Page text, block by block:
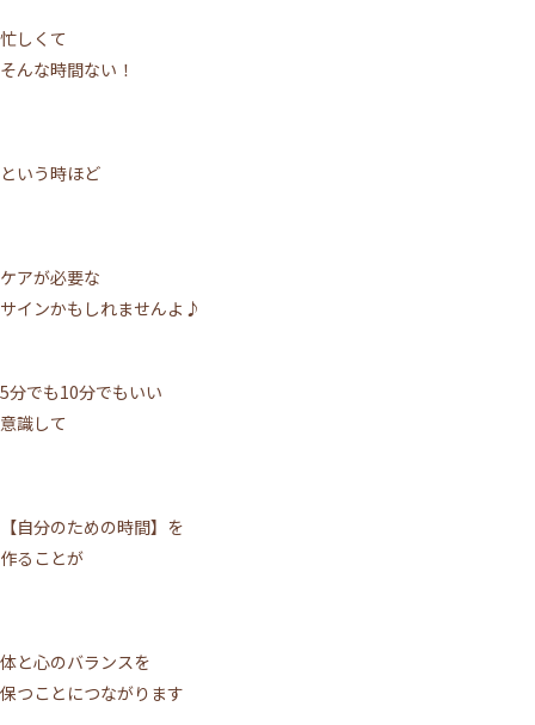
忙しくて
そんな時間ない！
という時ほど
ケアが必要な
サインかもしれませんよ♪
5分でも10分でもいい
意識して
【自分のための時間】を
作ることが
体と心のバランスを
保つことにつながります